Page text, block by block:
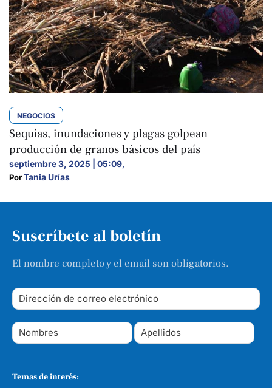
NEGOCIOS
Sequías, inundaciones y plagas golpean
producción de granos básicos del país
septiembre 3, 2025 | 05:09,
Por Tania Urías
Suscríbete al boletín
El nombre completo y el email son obligatorios.
Temas de interés: